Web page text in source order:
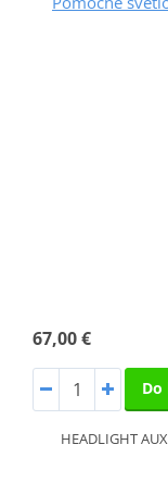
67,00 €
HEADLIGHT